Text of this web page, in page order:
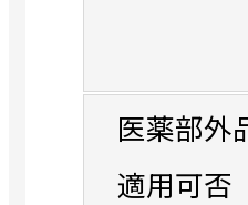
医薬部外
適用可否